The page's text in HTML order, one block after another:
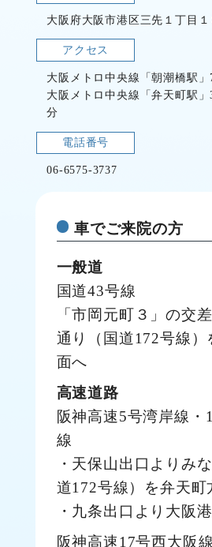
大阪府大阪市港区三先１丁目１
アクセス
大阪メトロ中央線「朝潮橋駅
大阪メトロ中央線「弁天町駅
分
電話番号
06-6575-3737
車でご来院の方
一般道
国道43号線
「市岡元町３」の交
通り（国道172号線）
面へ
高速道路
阪神高速5号湾岸線・
線
・天保山出口よりみ
道172号線）を弁天町
・九条出口より大阪
阪神高速17号西大阪線